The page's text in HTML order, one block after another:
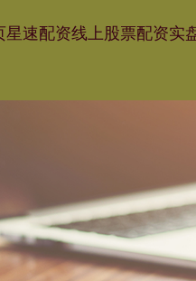
星速配资线上股票配资实